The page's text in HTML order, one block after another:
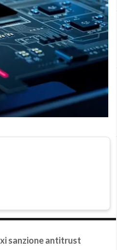
sanzione antitrust
A
Antitrust